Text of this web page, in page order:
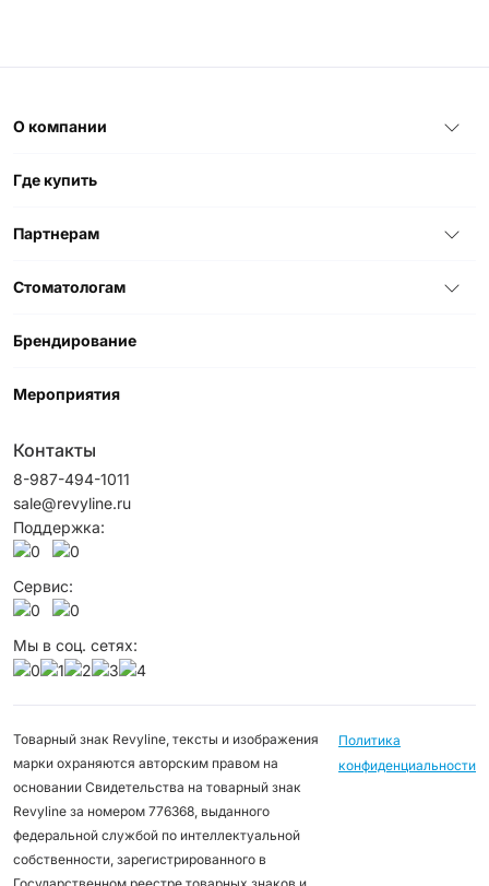
О компании
Где купить
Партнерам
Стоматологам
Брендирование
Мероприятия
Контакты
8-987-494-1011
sale@revyline.ru
Поддержка:
Сервис:
Мы в соц. сетях:
Товарный знак Revyline, тексты и изображения
марки охраняются авторским правом на
основании Свидетельства на товарный знак
Revyline за номером 776368, выданного
федеральной службой по интеллектуальной
собственности, зарегистрированного в
Политика
конфиденциальности